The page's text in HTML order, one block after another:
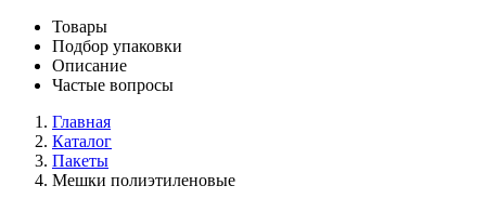
Товары
Подбор упаковки
Описание
Частые вопросы
Главная
Каталог
Пакеты
Мешки полиэтиленовые